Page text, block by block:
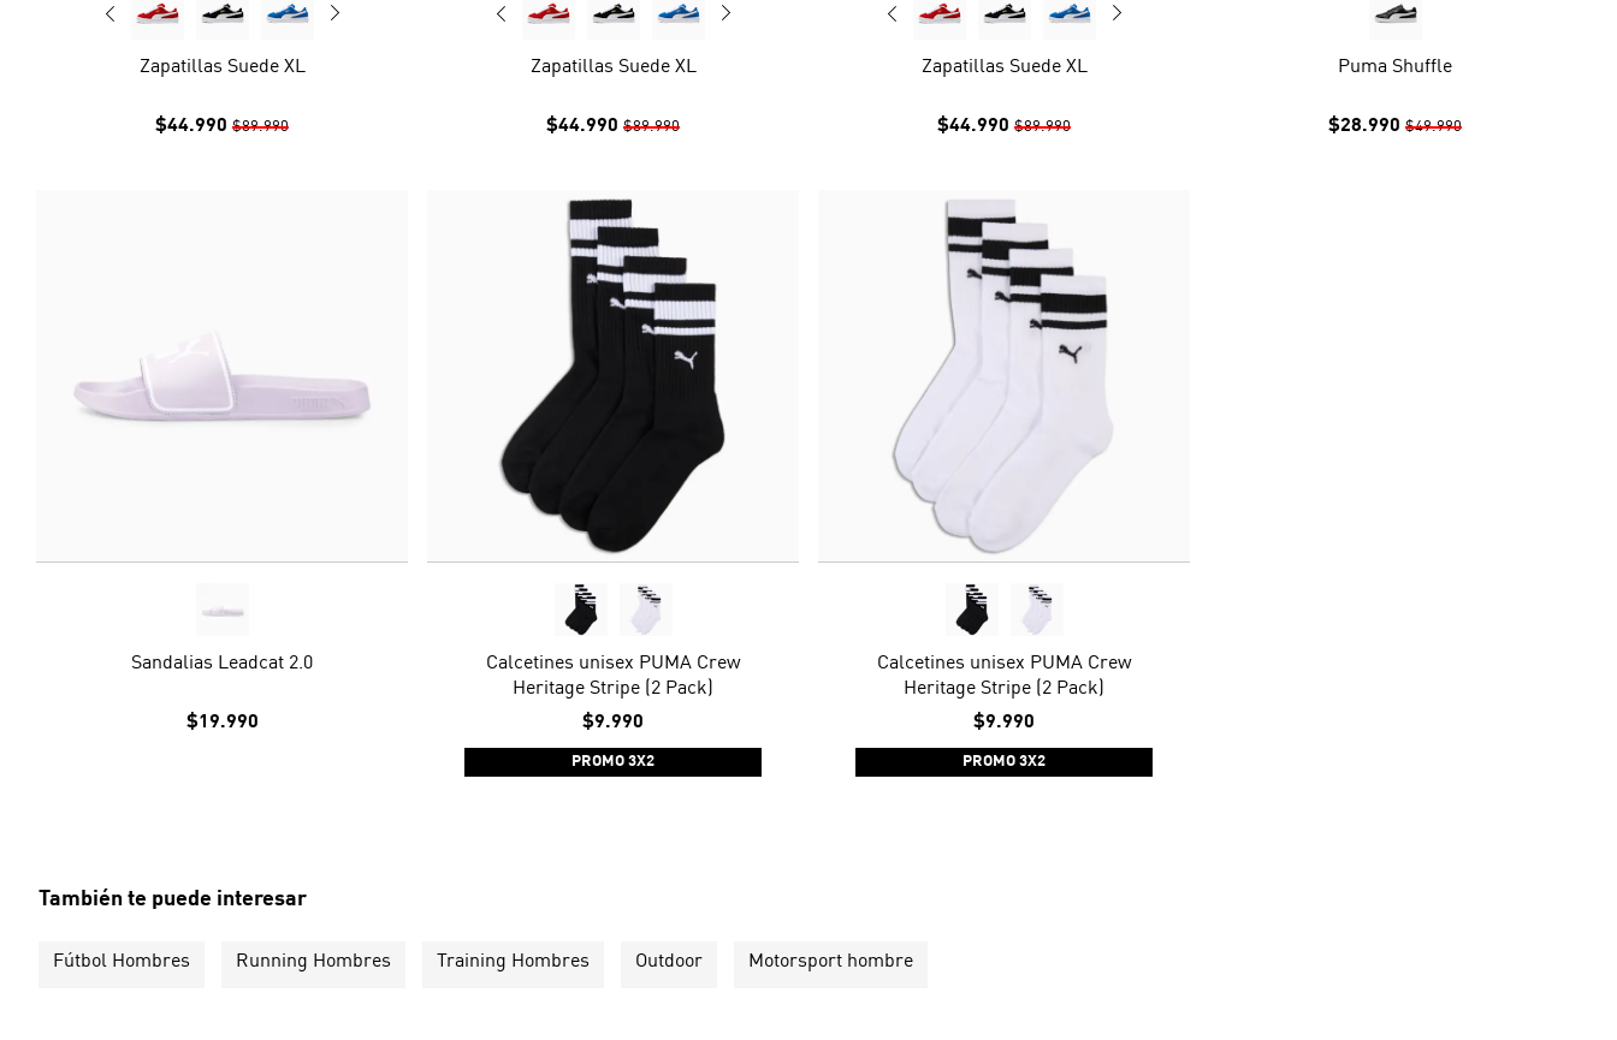
Zapatillas Suede XL
$44.990 $89.990
Zapatillas Suede XL
$44.990 $89.990
Zapatillas Suede XL
$44.990 $89.990
Puma Shuffle
$28.990 $49.990
Sandalias Leadcat 2.0
$19.990
Calcetines unisex PUMA Crew
Heritage Stripe (2 Pack)
$9.990
PROMO 3X2
Calcetines unisex PUMA Crew
Heritage Stripe (2 Pack)
$9.990
PROMO 3X2
También te puede interesar
Fútbol Hombres Running Hombres Training Hombres Outdoor Motorsport hombre